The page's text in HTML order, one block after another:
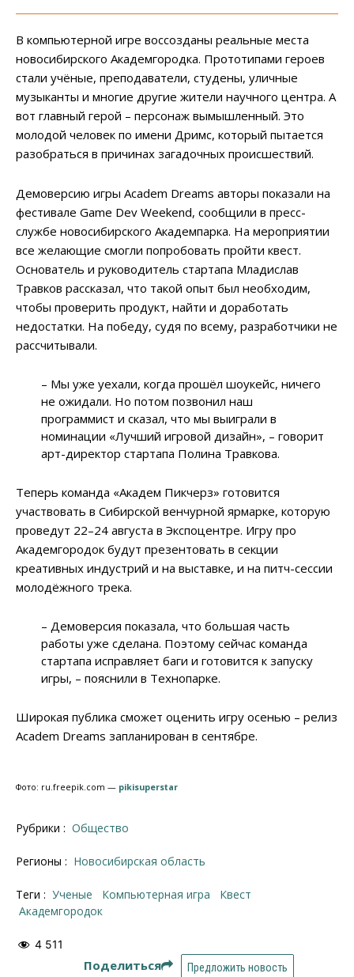
В компьютерной игре воссозданы реальные места
новосибирского Академгородка. Прототипами героев
стали учёные, преподаватели, студены, уличные
музыканты и многие другие жители научного центра. А
вот главный герой – персонаж вымышленный. Это
молодой человек по имени Дримс, который пытается
разобраться в причинах загадочных происшествий.
Демоверсию игры Academ Dreams авторы показали на
фестивале Game Dev Weekend, сообщили в пресс-
службе новосибирского Академпарка. На мероприятии
все желающие смогли попробовать пройти квест.
Основатель и руководитель стартапа Младислав
Травков рассказал, что такой опыт был необходим,
чтобы проверить продукт, найти и доработать
недостатки. На победу, судя по всему, разработчики не
рассчитывали.
– Мы уже уехали, когда прошёл шоукейс, ничего
не ожидали. Но потом позвонил наш
программист и сказал, что мы выиграли в
номинации «Лучший игровой дизайн», – говорит
арт-директор стартапа Полина Травкова.
Теперь команда «Академ Пикчерз» готовится
участвовать в Сибирской венчурной ярмарке, которую
проведут 22–24 августа в Экспоцентре. Игру про
Академгородок будут презентовать в секции
креативных индустрий и на выставке, и на питч-сессии
молодёжного трека.
– Демоверсия показала, что большая часть
работы уже сделана. Поэтому сейчас команда
стартапа исправляет баги и готовится к запуску
игры, – пояснили в Технопарке.
Широкая публика сможет оценить игру осенью – релиз
Academ Dreams запланирован в сентябре.
Фото: ru.freepik.com — pikisuperstar
Рубрики : Общество
Регионы : Новосибирская область
Теги : ученые компьютерная игра
квест
Академгородок
4 511
Поделиться Предложить новость